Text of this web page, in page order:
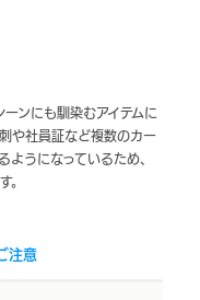
ンにも馴染むアイテムに
や社員証など複数のカー
ようになっているため、
。
注意